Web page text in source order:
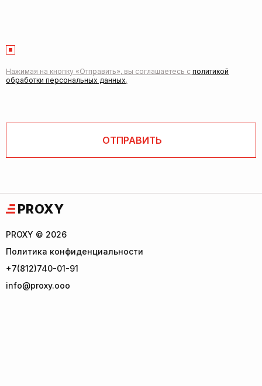
Нажимая на кнопку «Отправить», вы соглашаетесь с политикой
обработки персональных данных.
PROXY
PROXY © 2026
Политика конфиденциальности
+7(812)740-01-91
info@proxy.ooo